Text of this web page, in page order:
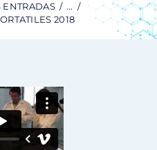
ENTRADAS
...
2018